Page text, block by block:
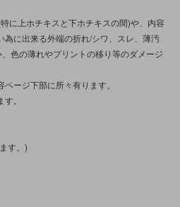
に上ホチキスと下ホチキスの間)や、内容
に出来る外端の折れ/シワ、スレ、薄汚
色の薄れやプリントの移り等のダメージ
ージ下部に所々有ります。
。
す。)